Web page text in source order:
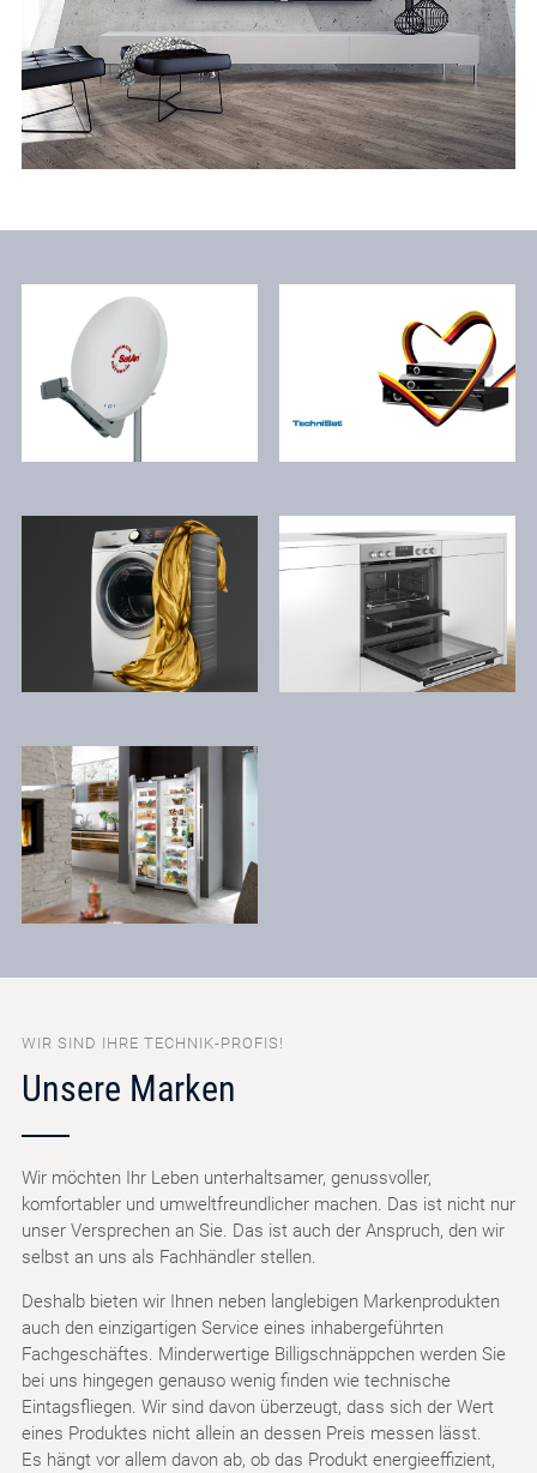
WIR SIND IHRE TECHNIK-PROFIS!
Unsere Marken
Wir möchten Ihr Leben unterhaltsamer, genussvoller,
komfortabler und umweltfreundlicher machen. Das ist nicht nur
unser Versprechen an Sie. Das ist auch der Anspruch, den wir
selbst an uns als Fachhändler stellen.
Deshalb bieten wir Ihnen neben langlebigen Markenprodukten
auch den einzigartigen Service eines inhabergeführten
Fachgeschäftes. Minderwertige Billigschnäppchen werden Sie
bei uns hingegen genauso wenig finden wie technische
Eintagsfliegen. Wir sind davon überzeugt, dass sich der Wert
eines Produktes nicht allein an dessen Preis messen lässt.
Es hängt vor allem davon ab, ob das Produkt energieeffizient,